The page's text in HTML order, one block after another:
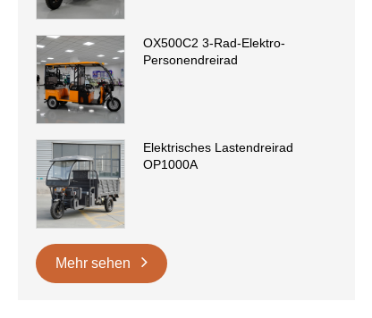
OX500C2 3-Rad-Elektro-
Personendreirad
Elektrisches Lastendreirad
OP1000A
Mehr sehen